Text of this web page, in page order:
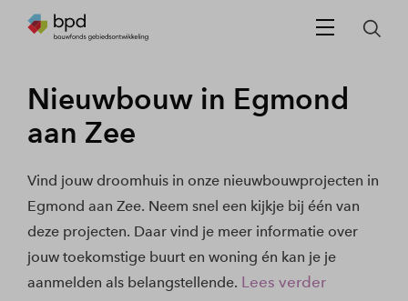
Nieuwbouw in Egmond
aan Zee
Vind jouw droomhuis in onze nieuwbouwprojecten in
Egmond aan Zee. Neem snel een kijkje bij één van
deze projecten. Daar vind je meer informatie over
jouw toekomstige buurt en woning én kan je je
aanmelden als belangstellende. Lees verder